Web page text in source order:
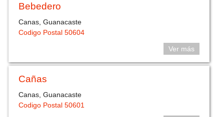
Bebedero
Canas, Guanacaste
Codigo Postal 50604
Ver más
Cañas
Canas, Guanacaste
Codigo Postal 50601